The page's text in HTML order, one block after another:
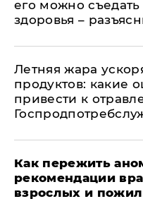
его можно съедать
здоровья –
Летняя жара
продуктов: какие
привести к
Как пережить
рекомендации
взрослых и